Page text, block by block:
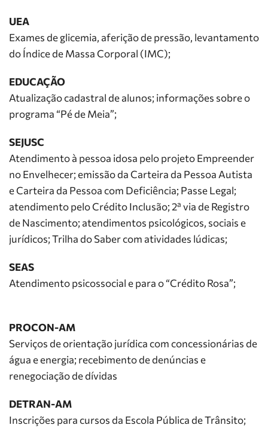
UEA
Exames de glicemia, aferição de pressão, levantamento
do Índice de Massa Corporal (IMC);
EDUCAÇÃO
Atualização cadastral de alunos; informações sobre o
programa “Pé de Meia”;
SEJUSC
Atendimento à pessoa idosa pelo projeto Empreender
no Envelhecer; emissão da Carteira da Pessoa Autista
e Carteira da Pessoa com Deficiência; Passe Legal;
atendimento pelo Crédito Inclusão; 2ª via de Registro
de Nascimento; atendimentos psicológicos, sociais e
jurídicos; Trilha do Saber com atividades lúdicas;
SEAS
Atendimento psicossocial e para o “Crédito Rosa”;
PROCON-AM
Serviços de orientação jurídica com concessionárias de
água e energia; recebimento de denúncias e
renegociação de dívidas
DETRAN-AM
Inscrições para cursos da Escola Pública de Trânsito;